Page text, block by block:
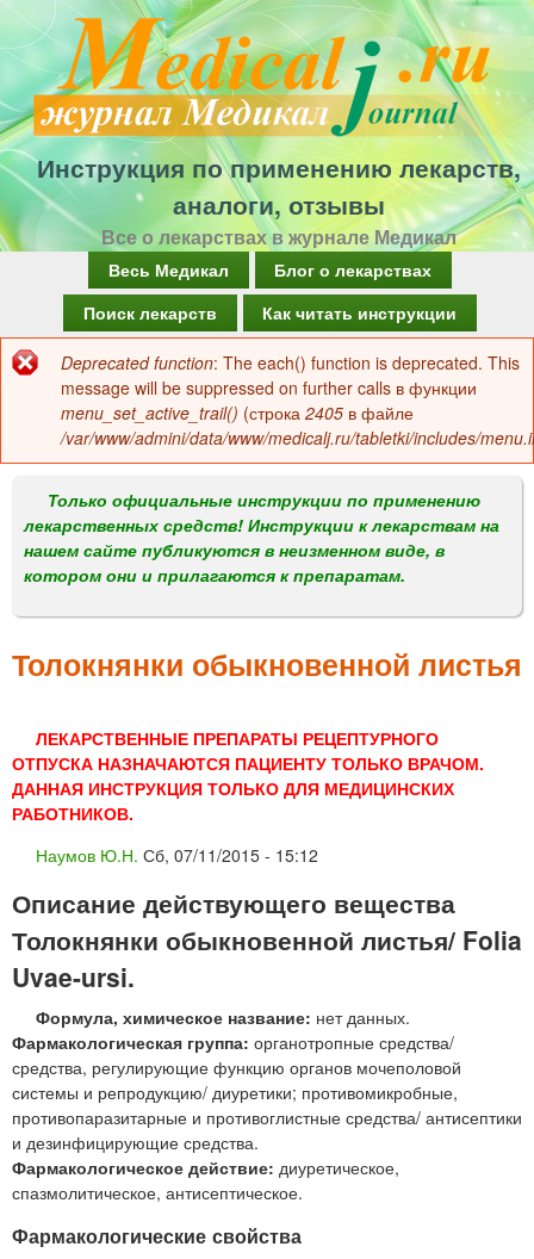
Перейти
к
основному
содержанию
Инструкция по применению лекарств,
аналоги, отзывы
Все о лекарствах в журнале Медикал
а
в
о
м
е
н
Весь Медикал
Блог о лекарствах
Поиск лекарств
Как читать инструкции
Сообщение
об
ошибке
Deprecated function: The each() function is deprecated. This
message will be suppressed on further calls в функции
menu_set_active_trail() (строка 2405 в файле
/var/www/admini/data/www/medicalj.ru/tabletki/includes/
Только официальные инструкции по применению
лекарственных средств! Инструкции к лекарствам на
нашем сайте публикуются в неизменном виде, в
котором они и прилагаются к препаратам.
Толокнянки обыкновенной листья
ЛЕКАРСТВЕННЫЕ ПРЕПАРАТЫ РЕЦЕПТУРНОГО
ОТПУСКА НАЗНАЧАЮТСЯ ПАЦИЕНТУ ТОЛЬКО ВРАЧОМ.
ДАННАЯ ИНСТРУКЦИЯ ТОЛЬКО ДЛЯ МЕДИЦИНСКИХ
РАБОТНИКОВ.
Наумов Ю.Н. Сб, 07/11/2015 - 15:12
Описание действующего вещества
Толокнянки обыкновенной листья/ Folia
Uvae-ursi.
Формула, химическое название: нет данных.
Фармакологическая группа: органотропные средства/
средства, регулирующие функцию органов мочеполовой
системы и репродукцию/ диуретики; противомикробные,
противопаразитарные и противоглистные средства/ антисептики
и дезинфицирующие средства.
Фармакологическое действие: диуретическое,
спазмолитическое, антисептическое.
Фармакологические свойства